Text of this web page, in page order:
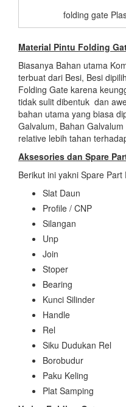
folding gate
Material Pintu Folding
Biasanya Bahan utama
terbuat dari Besi, Besi
Folding Gate karena
tidak sulit dibentuk dan
bahan utama yang biasa
Galvalum, Bahan
relative lebih tahan
Aksesories dan Spare
Berikut ini yakni Spare
Slat Daun
Profile / CNP
Silangan
Unp
Join
Stoper
Bearing
Kunci Silinder
Handle
Rel
Siku Dudukan Rel
Borobudur
Paku Keling
Plat Samping